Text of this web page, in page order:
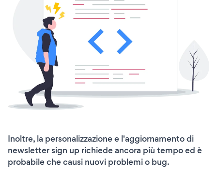
Inoltre, la personalizzazione e l'aggiornamento di
newsletter sign up richiede ancora più tempo ed è
probabile che causi nuovi problemi o bug.